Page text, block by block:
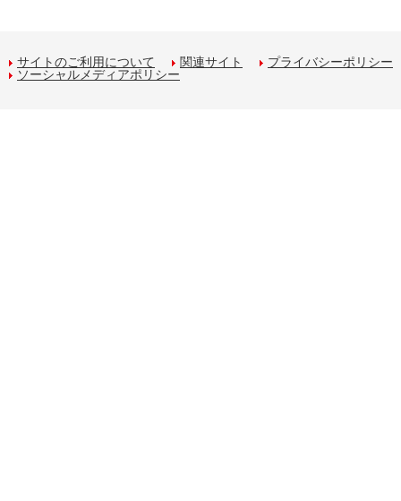
サイトのご利用について 関連サイト
プライバシーポリシー
ソーシャルメディアポリシー